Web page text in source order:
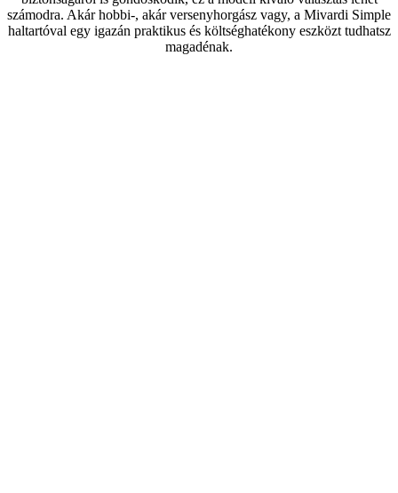
számodra. Akár hobbi-, akár versenyhorgász vagy, a Mivardi Simple
haltartóval egy igazán praktikus és költséghatékony eszközt tudhatsz
magadénak.